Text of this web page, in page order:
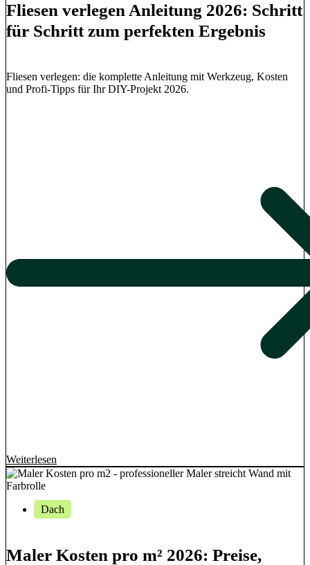
Fliesen verlegen Anleitung 2026: Schritt
für Schritt zum perfekten Ergebnis
Fliesen verlegen: die komplette Anleitung mit Werkzeug, Kosten
und Profi-Tipps für Ihr DIY-Projekt 2026.
Weiterlesen
Dach
Maler Kosten pro m² 2026: Preise,